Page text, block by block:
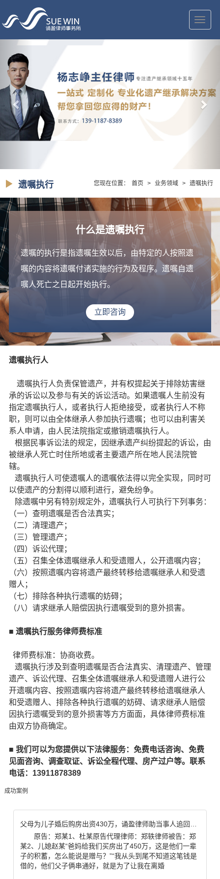
切
换
导
您现在位置： 首页 > 业务领域 > 遗嘱执行
遗嘱执行
什么是遗嘱执行
遗嘱的执行是指遗嘱生效以后，由特定的人按照遗
嘱的内容将遗嘱付诸实施的行为及程序。遗嘱自遗
嘱人死亡之日起开始执行。
立即咨询
遗嘱执行人
遗嘱执行人负责保管遗产，并有权提起关于排除妨害继
承的诉讼以及参与有关的诉讼活动。如果遗嘱人生前没有
指定遗嘱执行人，或者执行人拒绝接受，或者执行人不称
职，则可以由全体继承人参加执行遗嘱；也可以由利害关
系人申请，由人民法院指定或撤销遗嘱执行人。
根据民事诉讼法的规定，因继承遗产纠纷提起的诉讼，由
被继承人死亡时住所地或者主要遗产所在地人民法院管
辖。
遗嘱执行人可使遗嘱人的遗嘱依法得以完全实现，同时可
以使遗产的分割得以顺利进行，避免纷争。
除遗嘱中另有特别规定外，遗嘱执行人可执行下列事务：
（一）查明遗嘱是否合法真实；
（二）清理遗产；
（三）管理遗产；
（四）诉讼代理；
（五）召集全体遗嘱继承人和受遗赠人，公开遗嘱内容；
（六）按照遗嘱内容将遗产最终转移给遗嘱继承人和受遗
赠人；
（七）排除各种执行遗嘱的妨碍；
（八）请求继承人赔偿因执行遗嘱受到的意外损害。
■ 遗嘱执行服务律师费标准
律师费标准：协商收费。
遗嘱执行涉及到查明遗嘱是否合法真实、清理遗产、管理
遗产、诉讼代理、召集全体遗嘱继承人和受遗赠人进行公
开遗嘱内容、按照遗嘱内容将遗产最终转移给遗嘱继承人
和受遗赠人、排除各种执行遗嘱的妨碍、请求继承人赔偿
因执行遗嘱受到的意外损害等方方面面，具体律师费标准
由双方协商确定。
■ 我们可以为您提供以下法律服务：免费电话咨询、免费
见面咨询、调查取证、诉讼全程代理、房产过户等。联系
电话：13911878389
成功案例
原告：郑某1、杜某原告代理律师：郑轶律师被告：郑
某2、儿媳赵某“爸妈给我们买房出了450万，这是他们一辈
子的积蓄，怎么能说是赠与？”“我从头到尾不知道这笔钱是
借的，他们父子俩串通好，就是为了让我在离婚